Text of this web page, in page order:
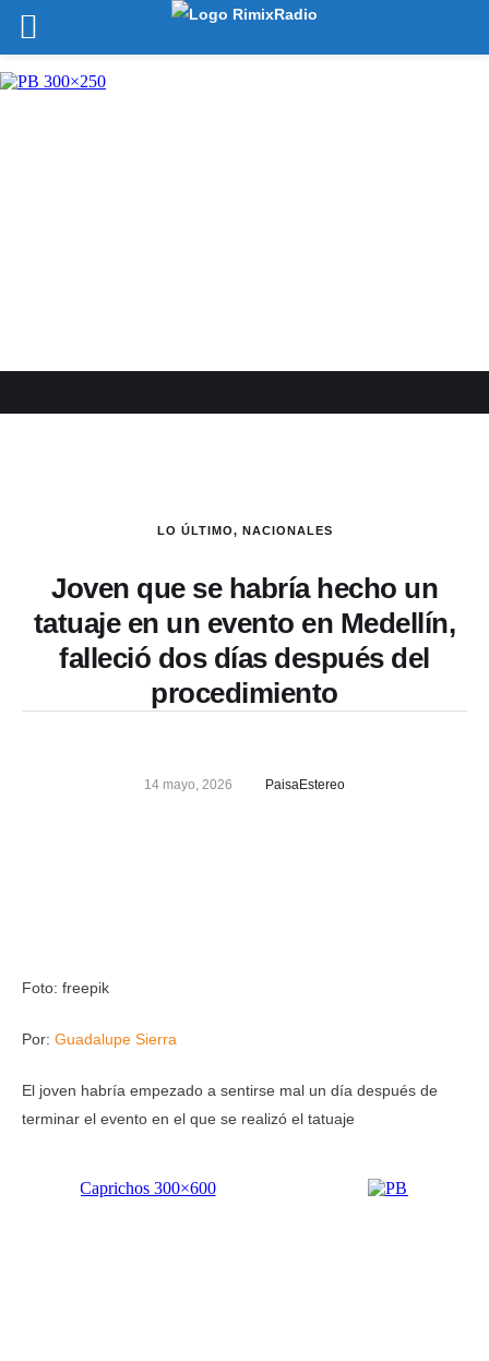
LO ÚLTIMO, NACIONALES
Joven que se habría hecho un
tatuaje en un evento en Medellín,
falleció dos días después del
procedimiento
14 mayo, 2026 PaisaEstereo
Foto: freepik
Por: Guadalupe Sierra
El joven habría empezado a sentirse mal un día después de
terminar el evento en el que se realizó el tatuaje